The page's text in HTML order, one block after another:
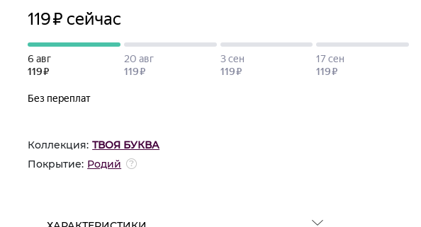
Коллекция: ТВОЯ БУКВА
Покрытие: Родий